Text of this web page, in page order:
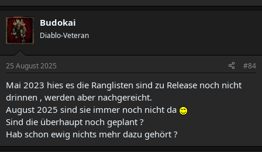
Budokai
Diablo-Veteran
25 August 2025 #84
Mai 2023 hies es die Ranglisten sind zu Release noch nicht
drinnen , werden aber nachgereicht.
August 2025 sind sie immer noch nicht da
Sind die überhaupt noch geplant ?
Hab schon ewig nichts mehr dazu gehört ?